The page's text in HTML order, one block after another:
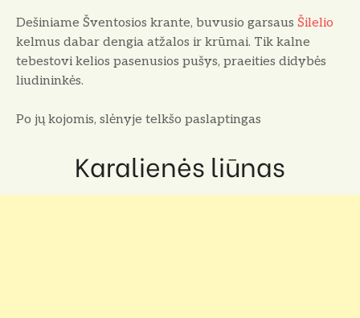
Dešiniame Šventosios krante, buvusio gar­saus Šilelio
kelmus dabar dengia atžalos ir krū­mai. Tik kalne
tebestovi kelios pasenusios pu­šys, praeities didybės
liudininkės.
Po jų kojomis, slėnyje telkšo paslaptingas
Karalienės liūnas